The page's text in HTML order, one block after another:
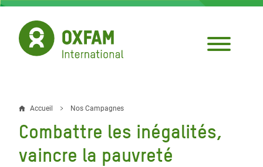
Aller
contenu
principal
Fil
d'Ariane
Accueil Nos Campagnes
Combattre les inégalités,
vaincre la pauvreté